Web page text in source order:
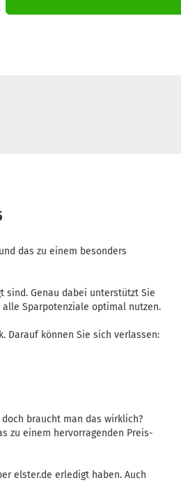
das zu einem besonders
sind. Genau dabei unterstützt Sie
Sparpotenziale optimal nutzen.
Darauf können Sie sich verlassen:
braucht man das wirklich?
zu einem hervorragenden Preis-
elster.de erledigt haben. Auch